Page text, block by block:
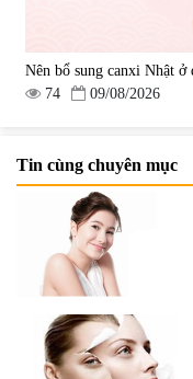
Nên bổ sung canxi Nhật ở
74
09/08/2026
Tin cùng chuyên mục